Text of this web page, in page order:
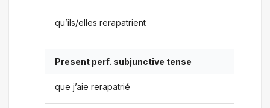
qu’ils/elles rerapatrient
Present perf. subjunctive tense
que j’aie rerapatrié